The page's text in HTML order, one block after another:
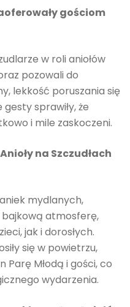
gościom
w roli aniołów
pozowali do
lekkość poruszania się
sprawiły, że
i mile zaskoczeni.
na Szczudłach
mydlanych,
atmosferę,
jak i dorosłych.
się w powietrzu,
Młodą i gości, co
wydarzenia.